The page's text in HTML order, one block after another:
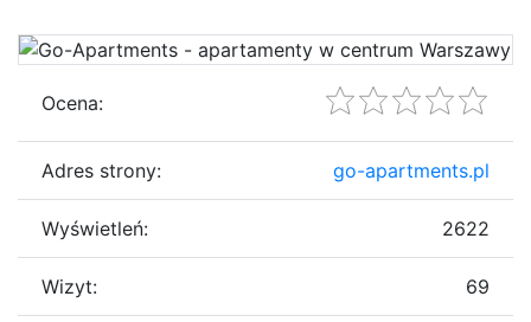
Ocena:
Adres strony: go-apartments.pl
Wyświetleń: 2622
Wizyt: 69